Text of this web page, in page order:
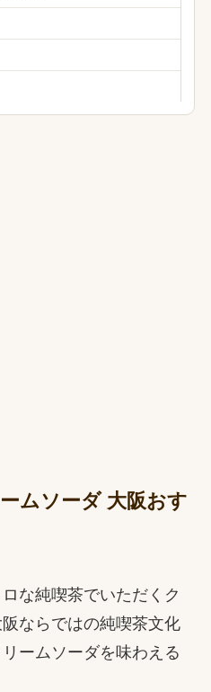
ムソーダ 大阪おす
な純喫茶でいただくク
ならではの純喫茶文化
ームソーダを味わえる